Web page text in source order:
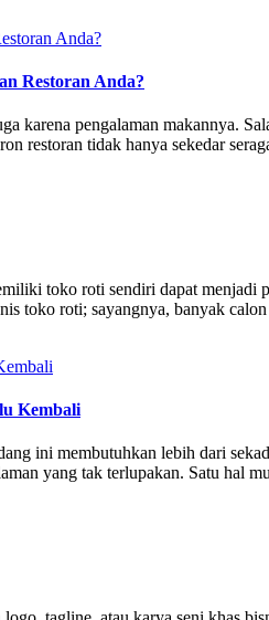
Restoran Anda?
karena pengalaman makannya.
restoran tidak hanya sekedar
toko roti sendiri dapat menjadi
toko roti; sayangnya, banyak
Kembali
ini membutuhkan lebih dari
yang tak terlupakan. Satu hal